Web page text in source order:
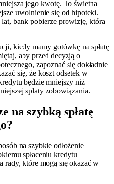
jego kwotę. To świetna
uwolnienie się od hipoteki.
bank pobierze prowizję, która
kiedy mamy gotówkę na spłatę
aby przed decyzją o
zapoznać się dokładnie
się, że koszt odsetek w
będzie mniejszy niż
spłaty zobowiązania.
na szybką spłatę
na szybkie odłożenie
spłaceniu kredytu
rady, które mogą się okazać w